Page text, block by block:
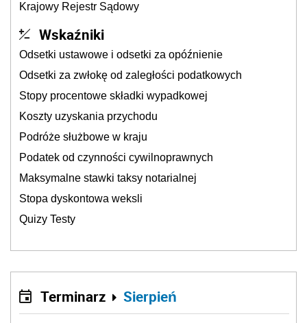
Krajowy Rejestr Sądowy
Wskaźniki
Odsetki ustawowe i odsetki za opóźnienie
Odsetki za zwłokę od zaległości podatkowych
Stopy procentowe składki wypadkowej
Koszty uzyskania przychodu
Podróże służbowe w kraju
Podatek od czynności cywilnoprawnych
Maksymalne stawki taksy notarialnej
Stopa dyskontowa weksli
Quizy Testy
Terminarz Sierpień